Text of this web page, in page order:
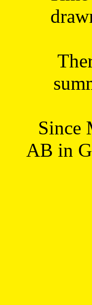
Since
AB in